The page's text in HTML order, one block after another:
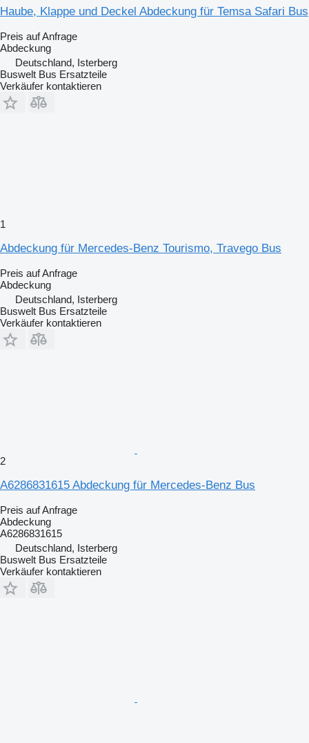
Haube, Klappe und Deckel Abdeckung für Temsa Safari Bus
Preis auf Anfrage
Abdeckung
Deutschland, Isterberg
Buswelt Bus Ersatzteile
Verkäufer kontaktieren
1
Abdeckung für Mercedes-Benz Tourismo, Travego Bus
Preis auf Anfrage
Abdeckung
Deutschland, Isterberg
Buswelt Bus Ersatzteile
Verkäufer kontaktieren
2
A6286831615 Abdeckung für Mercedes-Benz Bus
Preis auf Anfrage
Abdeckung
A6286831615
Deutschland, Isterberg
Buswelt Bus Ersatzteile
Verkäufer kontaktieren